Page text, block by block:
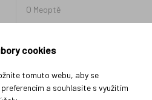
O Meoptě
Kariéra v Meoptě
cookies
tomuto webu, aby se
a souhlasíte s využitím